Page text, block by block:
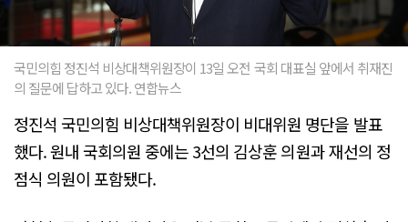
국민의힘 정진석 비상대책위원장이 13일 오전 국회 대표실 앞에서 취재진
의 질문에 답하고 있다. 연합뉴스
정진석 국민의힘 비상대책위원장이 비대위원 명단을 발표
했다. 원내 국회의원 중에는 3선의 김상훈 의원과 재선의 정
점식 의원이 포함됐다.